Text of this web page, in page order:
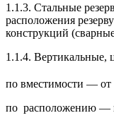
1.1.3. Стальные
расположения
конструкций
1.1.4. Вертикальные,
по вместимости — от
по расположению —